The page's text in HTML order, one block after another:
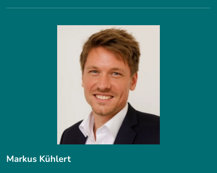
Markus Kühlert